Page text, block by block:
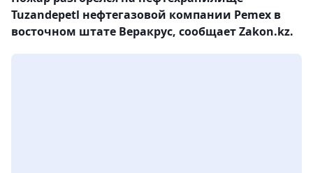
Tuzandepetl нефтегазовой компании Pemex в
восточном штате Веракрус, сообщает Zakon.kz.